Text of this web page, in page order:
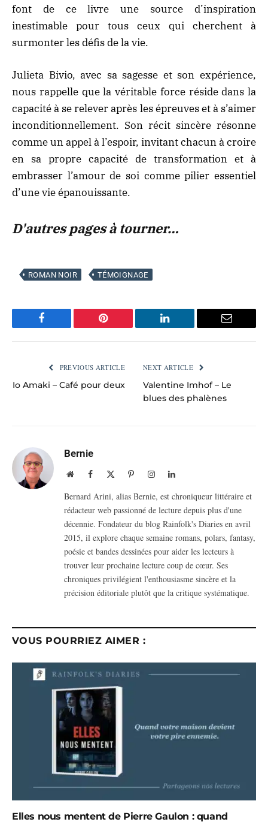
font de ce livre une source d’inspiration
inestimable pour tous ceux qui cherchent à
surmonter les défis de la vie.
Julieta Bivio, avec sa sagesse et son expérience,
nous rappelle que la véritable force réside dans la
capacité à se relever après les épreuves et à s’aimer
inconditionnellement. Son récit sincère résonne
comme un appel à l’espoir, invitant chacun à croire
en sa propre capacité de transformation et à
embrasser l’amour de soi comme pilier essentiel
d’une vie épanouissante.
D'autres pages à tourner…
ROMAN NOIR TÉMOIGNAGE
Facebook Pinterest LinkedIn Email
PREVIOUS ARTICLE
Io Amaki – Café pour deux
NEXT ARTICLE
Valentine Imhof – Le
blues des phalènes
Bernie
WebsiteFacebook PinterestInstagramLinkedIn
Bernard Arini, alias Bernie, est chroniqueur littéraire et
rédacteur web passionné de lecture depuis plus d'une
décennie. Fondateur du blog Rainfolk's Diaries en avril
2015, il explore chaque semaine romans, polars, fantasy,
poésie et bandes dessinées pour aider les lecteurs à
trouver leur prochaine lecture coup de cœur. Ses
chroniques privilégient l'enthousiasme sincère et la
précision éditoriale plutôt que la critique systématique.
VOUS POURRIEZ AIMER :
Elles nous mentent de Pierre Gaulon : quand